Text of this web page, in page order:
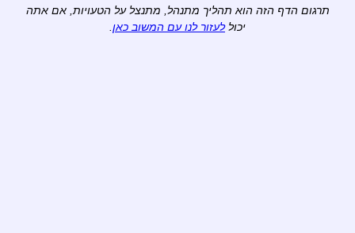
תרגום הדף הזה הוא תהליך מתנהל, מתנצל על הטעויות, אם אתה
יכוללעזור לנו עם המשוב כאן